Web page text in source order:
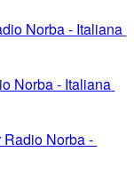
Norba - Italiana
Norba - Italiana
Radio Norba -